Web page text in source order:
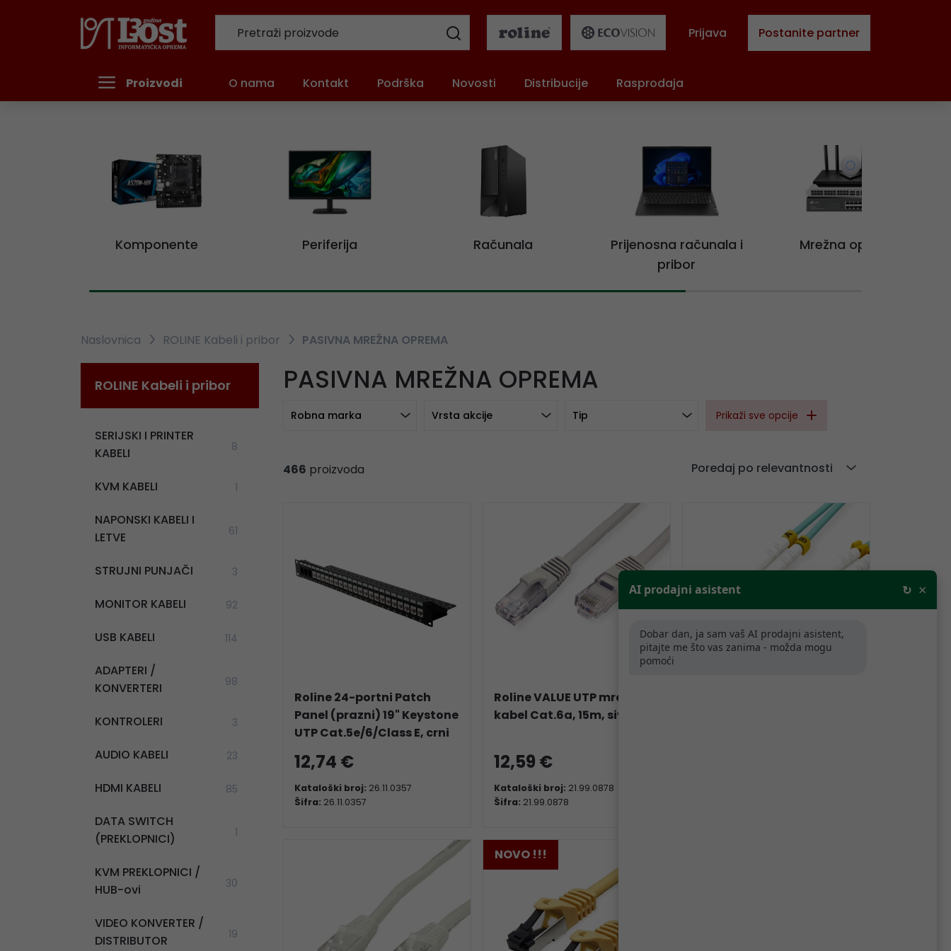
Prijava Postanite partner
Proizvodi O nama Kontakt Podrška Novosti Distribucije Rasprodaja
Komponente Periferija Računala
Prijenosna računala i
pribor
Mrežna oprema
Naslovnica ROLINE Kabeli i pribor PASIVNA MREŽNA OPREMA
ROLINE Kabeli i pribor
SERIJSKI I PRINTER
KABELI
8
KVM KABELI 1
NAPONSKI KABELI I
LETVE
61
STRUJNI PUNJAČI 3
MONITOR KABELI 92
USB KABELI 114
ADAPTERI /
KONVERTERI
98
KONTROLERI 3
AUDIO KABELI 23
HDMI KABELI 85
DATA SWITCH
(PREKLOPNICI)
1
KVM PREKLOPNICI /
HUB-ovi
30
VIDEO KONVERTER /
DISTRIBUTOR
19
PASIVNA MREŽNA OPREMA
Robna marka Vrsta akcije Tip Prikaži sve opcije
466 proizvoda Poredaj po relevantnosti
Roline 24-portni Patch
Panel (prazni) 19" Keystone
UTP Cat.5e/6/Class E, crni
12,74 €
Kataloški broj: 26.11.0357
Šifra: 26.11.0357
Roline VALUE UTP mrežni
kabel Cat.6a, 15m, sivi
12,59 €
Kataloški broj: 21.99.0878
Šifra: 21.99.0878
NOVO !!!
AI prodajni asistent ↻ ×
Dobar dan, ja sam vaš AI prodajni asistent,
pitajte me što vas zanima - možda mogu
pomoći